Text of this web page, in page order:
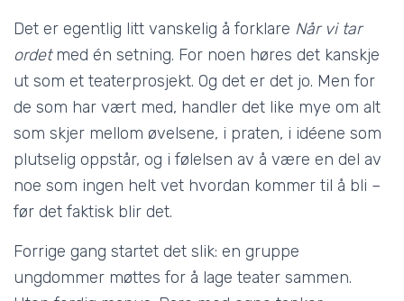
O
N
Det er egentlig litt vanskelig å forklare Når vi tar
ordetmed én setning. For noen høres det kanskje
ut som et teaterprosjekt. Og det er det jo. Men for
de som har vært med, handler det like mye om alt
som skjer mellom øvelsene, i praten, i idéene som
plutselig oppstår, og i følelsen av å være en del av
noe som ingen helt vet hvordan kommer til å bli –
før det faktisk blir det.
Forrige gang startet det slik: en gruppe
ungdommer møttes for å lage teater sammen.